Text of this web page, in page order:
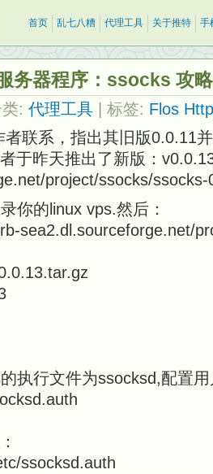
首页 乱七八糟 代理工具 关于推特 手
务器程序：ssocks 攻
类: 代理工具 | 标签: Flos
联系，指出其旧版0.0.11
于昨天推出了新版：
project/ssocks/
你的linux vps.然后：
sea2.dl.sourceforge.net/
执行文件为ssocksd,配置
ssocksd.auth